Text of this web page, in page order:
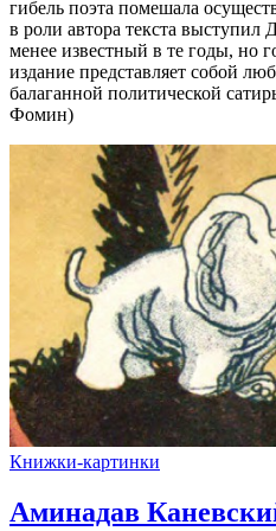
гибель поэта помешала
в роли автора текста
менее известный в те годы, но
издание представляет собой
балаганной политической
Фомин)
Книжки-картинки
Аминадав